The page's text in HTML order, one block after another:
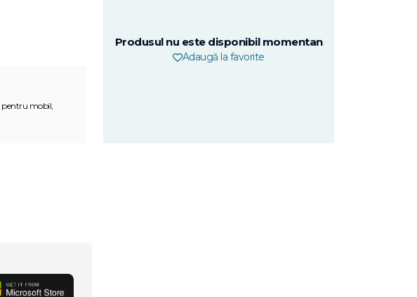
pentru mobil,
Produsul nu este disponibil momentan
Adaugă la favorite